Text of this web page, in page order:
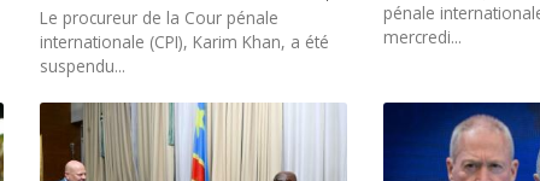
Le procureur de la Cour pénale
internationale (CPI), Karim Khan, a été
suspendu...
pénale
mercredi...